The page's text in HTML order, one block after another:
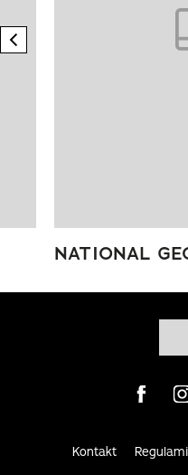
previous element
NATIONAL
Visit us
Kontakt